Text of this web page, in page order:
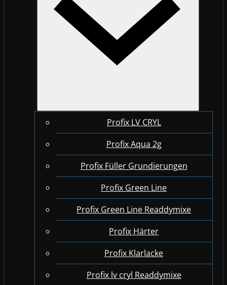
Profix LV CRYL
Profix Aqua 2g
Profix Füller Grundierungen
Profix Green Line
Profix Green Line Readdymixe
Profix Härter
Profix Klarlacke
Profix lv cryl Readdymixe